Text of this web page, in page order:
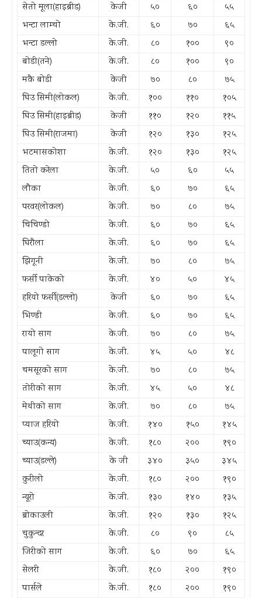
सेतो मूला(हाइब्रीड)
केजी ५० ६०
५५
भन्टा लाम्चो
के.जी. ६० ७०
६५
भन्टा डल्लो
के.जी. ८० १००
९०
बोडी(तने)
के.जी. ८० १००
९०
मकै बोडी
केजी ७० ८०
७५
घिउ सिमी(लोकल)
के.जी. १०० ११०
१०५
घिउ सिमी(हाइब्रीड)
केजी ११० १२०
११५
घिउ सिमी(राजमा)
केजी १२० १३०
१२५
भटमासकोशा
के.जी. १२० १३०
१२५
तितो करेला
के.जी. ५० ६०
५५
लौका
के.जी. ६० ७०
६५
परवर(लोकल)
के.जी. ७० ८०
७५
चिचिण्डो
के.जी. ६० ७०
६५
घिरौला
के.जी. ६० ७०
६५
झिगूनी
के.जी. ७० ८०
७५
फर्सी पाकेको
के.जी. ४० ५०
४५
हरियो फर्सी(डल्लो)
केजी ६० ७०
६५
भिण्डी
के.जी. ६० ७०
६५
रायो साग
के.जी. ७० ८०
७५
पालूगो साग
के.जी. ४५ ५०
४८
चमसूरको साग
के.जी. ७० ८०
७५
तोरीको साग
के.जी. ४५ ५०
४८
मेथीको साग
के.जी. ७० ८०
७५
प्याज हरियो
के.जी. १४० १५०
१४५
च्याउ(कन्य)
के.जी. १८० २००
१९०
च्याउ(डल्ले)
के जी ३४० ३५०
३४५
कुरीलो
के.जी. १८० २००
१९०
न्यूरो
के.जी. १३० १४०
१३५
ब्रोकाउली
के.जी. १२० १३०
१२५
चुकुन्दर
के.जी. ८० ९०
८५
जिरीको साग
के.जी. ६० ७०
६५
सेलरी
के.जी. १८० २००
१९०
पार्सले
के.जी. १८० २०० १९०